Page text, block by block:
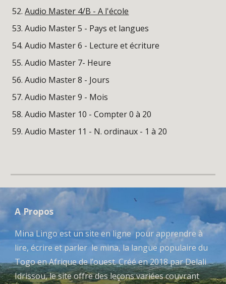
Audio Master 4/B - A l'école
Audio Master 5 - Pays et langues
Audio Master 6 - Lecture et écriture
Audio Master 7- Heure
Audio Master 8 - Jours
Audio Master 9 - Mois
Audio Master 10 - Compter 0 à 20
Audio Master 11 - N. ordinaux - 1 à 20
A Propos
Mina Lingo est un site en ligne pour apprendre à
lire, écrire et parler le mina, la langue populaire du
Togo en Afrique de l’ouest. Créé en 2018 par Delali
Idrissou, le site offre des leçons variées couvrant